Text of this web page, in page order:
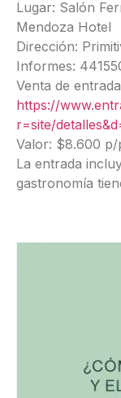
Lugar: Salón
Mendoza Hotel
Dirección:
Informes:
Venta de
https://
r=site/
Valor: $8.600 p/
La entrada
gastronomía